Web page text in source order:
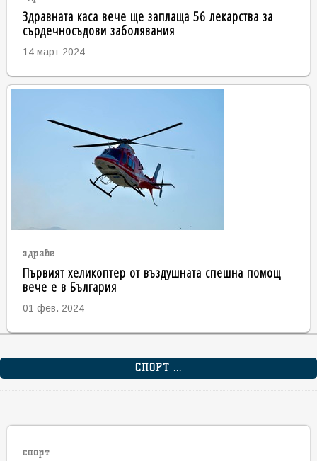
Здравната каса вече ще заплаща 56 лекарства за
сърдечносъдови заболявания
14 март 2024
здраве
Първият хеликоптер от въздушната спешна помощ
вече е в България
01 фев. 2024
СПОРТ ...
спорт